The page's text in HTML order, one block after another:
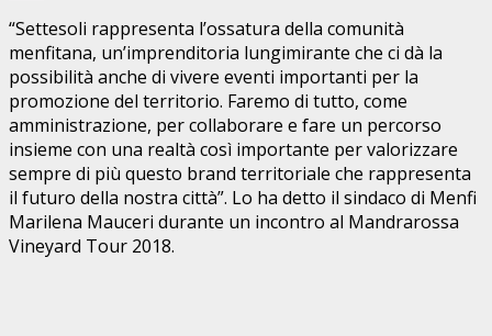
WhatsApp
“Settesoli rappresenta l’ossatura della comunità
menfitana, un’imprenditoria lungimirante che ci dà la
possibilità anche di vivere eventi importanti per la
promozione del territorio. Faremo di tutto, come
amministrazione, per collaborare e fare un percorso
insieme con una realtà così importante per valorizzare
sempre di più questo brand territoriale che rappresenta
il futuro della nostra città”. Lo ha detto il sindaco di Menfi
Marilena Mauceri durante un incontro al Mandrarossa
Vineyard Tour 2018.